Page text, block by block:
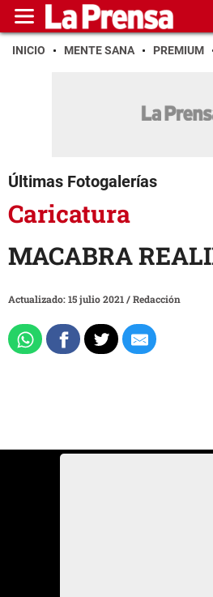
INICIO MENTE SANA PREMIUM
Últimas Fotogalerías
Caricatura
MACABRA
Actualizado: 15 julio 2021 /Redacción